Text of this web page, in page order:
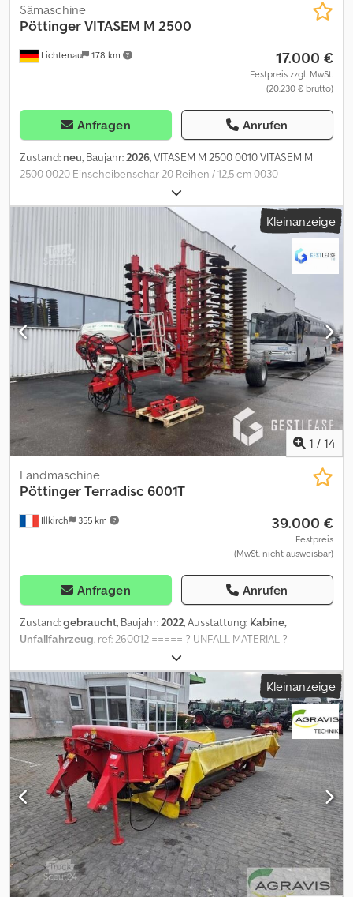
Lichtenau 178 km
Sämaschine
PöttingerVITASEM M 2500
17.000 €
Festpreis zzgl. MwSt.
(20.230 € brutto)
Anfragen Anrufen
Zustand: neu, Baujahr:2026, VITASEM M 2500 0010 VITASEM M
2500 0020 Einscheibenschar 20 Reihen / 12,5 cm 0030
Ausrüstung VITASEM M 2500 Dodezfw D Ispfx Afzeck 0040
COMPASS für mechanischen Dosierantrieb 0050 elektrische
Abdrehunterstützung 0060 Batterieanschlusskabel für
Stromversorgung 0070 Zugwaage 0080 Fahrgassensignal vom
Spornrad bei mechanischem 0090 Dosierantrieb 0100
Symmetrische Fahrgassenschaltung 0110 Fahrgassenspurbreite
0120 Fahrgassenspurweite 1,5 m 0130 Druckrollen für
Einscheibenschar Rz 20 0140 Saatstriegel einreihig,
einzelgefedert 0150 Rührwelle drehend 0160 Arbeits- und
Saatkasten Beleuchtungspaket 0170 Kabelverlängerung
COMPASS 2 m 18-polig 3 Reihen je Spur
Kleinanzeige
1 / 14
Illkirch 355 km
Landmaschine
PöttingerTerradisc 6001T
39.000 €
Festpreis
(MwSt. nicht ausweisbar)
Anfragen Anrufen
Zustand:gebraucht, Baujahr:2022, Ausstattung: Kabine,
Unfallfahrzeug, ref: 260012 ===== ? UNFALL MATERIAL ?
DAMAGED EQUIPMENT ? MATERIEL ACCIDENTE ? =====
Referenz: 260012 Typ: Kurzscheibenegge Marke: PÖTTINGER
Modell: TERRADISC 6001 T TEGOSEM 500 Baujahr: 2022 Hinweis:
MIT SAATGUTAUFBAU TEGOSEM 500 ----- ? WARNHINWEIS ? -----
Unfallmaterial / Damaged equipment / Matériel accidenté
Umstände: Verfahren: RIV Djdpfxozhxrxs Afzeck Verkauf im Ist-
Zustand, ausschließlich für Gewerbetreibende oder Export. Keine
Garantie, Rücknahme, Umtausch oder Erstattung. No warranty,
trade-in, exchange or refund. Aucune garantie, reprise, échange
ou remboursement. ----- Praktische Informationen ----- >
Verkaufspreis Netto zzgl. MwSt. > Lieferung gegen Aufpreis
möglich. > Weitere Fotos & Informationen auf unserer Website. >
Besichtigungen nach Terminvereinbarung. ----- Über uns -----
GESTLEASE ING. 17 Route d'Eschau - 67400 ILLKIRCH-
GRAFFENSTADEN Spezialist für An- und Verkauf von
Kleinanzeige